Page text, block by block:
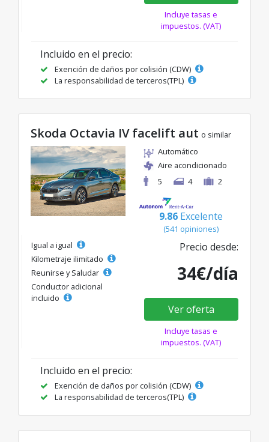
Incluye tasas e
impuestos. (VAT)
Incluido en el precio:
Exención de daños por colisión (CDW)
La responsabilidad de terceros(TPL)
Skoda Octavia IV facelift aut o similar
Automático
Aire acondicionado
5
4 2
9.86 Excelente
(541 opiniones)
Igual a igual
Kilometraje ilimitado
Reunirse y Saludar
Conductor adicional
incluido
Precio desde:
34€/día
Ver oferta
Incluye tasas e
impuestos. (VAT)
Incluido en el precio:
Exención de daños por colisión (CDW)
La responsabilidad de terceros(TPL)